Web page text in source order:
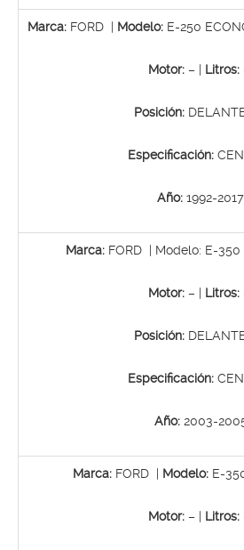
Marca: FORD | Modelo: E-250
Motor:– | Litros:
Posición:
Especificación:
Año: 1992-2017
Marca: FORD | Modelo: E-350
Motor:– | Litros:
Posición:
Especificación:
Año:2003-
Marca: FORD | Modelo: E-
Motor:– | Litros: